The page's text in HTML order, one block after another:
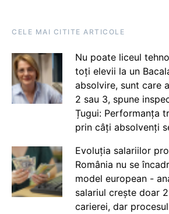
CELE MAI CITITE ARTICOLE
Nu poate liceul
toți elevii la un
absolvire, sunt care
2 sau 3, spune
Țugui: Performanța
prin câți absolvenți
Evoluția salariilor
România nu se
model european -
salariul crește doar
carierei, dar